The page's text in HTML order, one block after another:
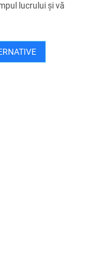
lucrului și vă